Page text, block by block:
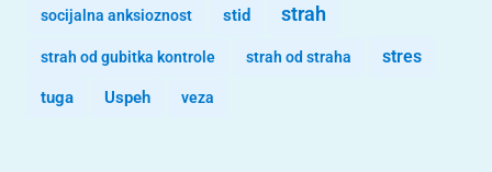
socijalna anksioznost stid strah
strah od gubitka kontrole strah od straha stres
tuga Uspeh veza